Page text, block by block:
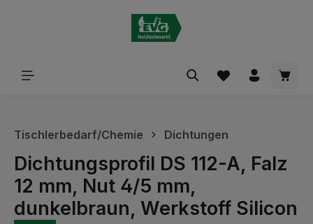
Tischlerbedarf/Chemie Dichtungen
Dichtungsprofil DS 112-A, Falz
12 mm, Nut 4/5 mm,
dunkelbraun, Werkstoff Silicon